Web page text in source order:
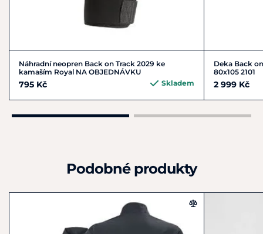
Náhradní neopren Back on Track 2029 ke
kamaším Royal NA OBJEDNÁVKU
795 Kč Skladem
Deka Back
80x105 2101
2 999 Kč
Podobné produkty